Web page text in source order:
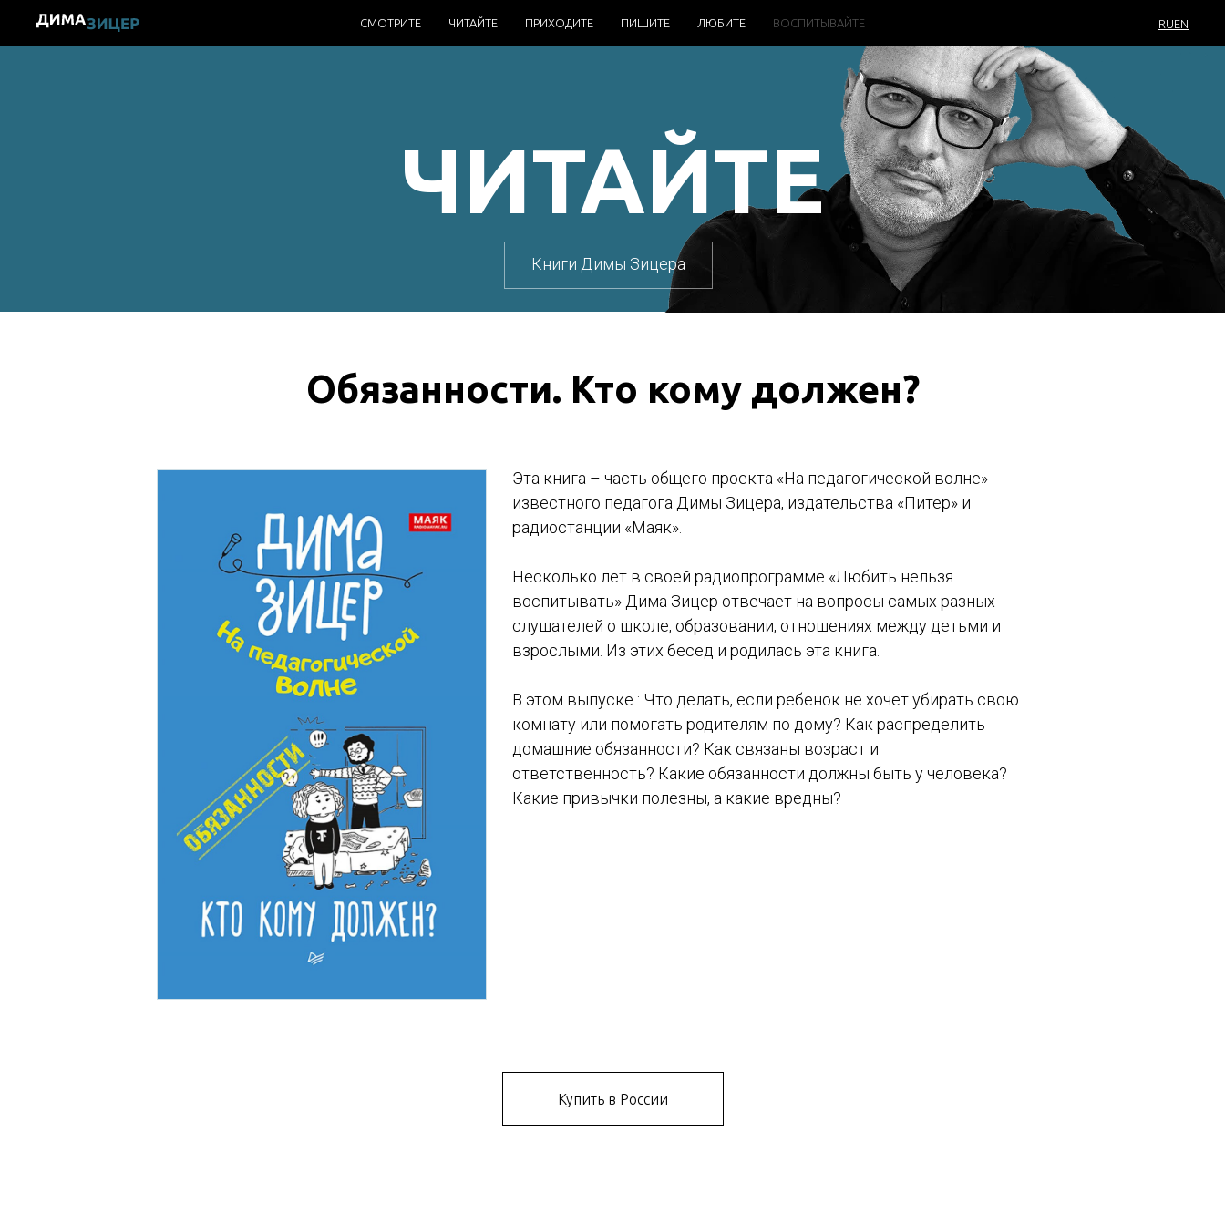
ЧИТАЙТЕ
Книги Димы Зицера
Обязанности. Кто кому должен?
Эта книга – часть общего проекта «На педагогической волне»
известного педагога Димы Зицера, издательства «Питер» и
радиостанции «Маяк».
Несколько лет в своей радиопрограмме «Любить нельзя
воспитывать» Дима Зицер отвечает на вопросы самых разных
слушателей о школе, образовании, отношениях между детьми и
взрослыми. Из этих бесед и родилась эта книга.
В этом выпуске : Что делать, если ребенок не хочет убирать свою
комнату или помогать родителям по дому? Как распределить
домашние обязанности? Как связаны возраст и
ответственность? Какие обязанности должны быть у человека?
Какие привычки полезны, а какие вредны?
Купить в России
СМОТРИТЕ ЧИТАЙТЕ ПРИХОДИТЕ ПИШИТЕ ЛЮБИТЕ ВОСПИТЫВАЙТЕ RUEN